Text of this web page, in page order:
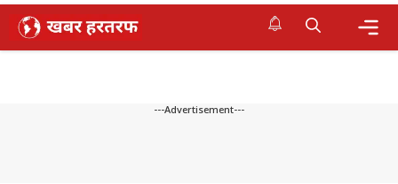
Skip
---Advertisement---